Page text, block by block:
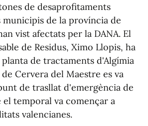
de desaprofitaments
de la província de
vist afectats per la DANA. El
de Residus, Ximo Llopis, ha
de tractaments d'Algímia
Cervera del Maestre es va
de trasllat d'emergència de
el temporal va començar a
valencianes.